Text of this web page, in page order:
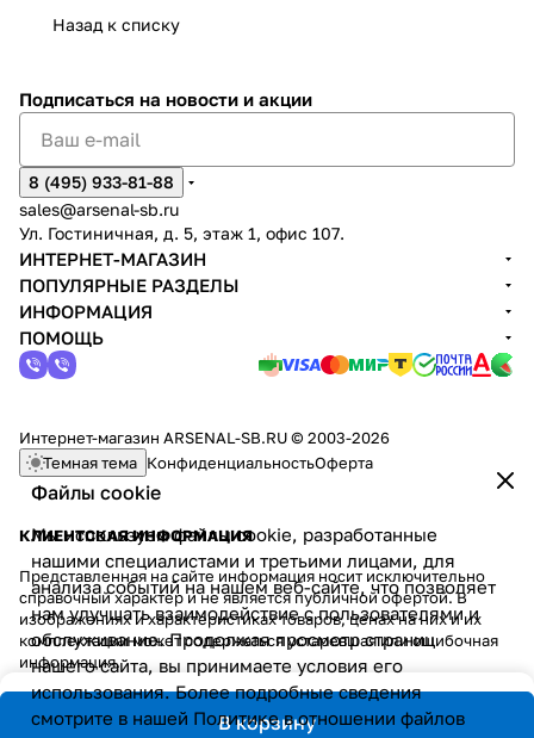
Назад к списку
В корзину
Файлы cookie
Мы используем файлы cookie, разработанные
нашими специалистами и третьими лицами, для
анализа событий на нашем веб-сайте, что позволяет
нам улучшать взаимодействие с пользователями и
обслуживание. Продолжая просмотр страниц
нашего сайта, вы принимаете условия его
использования. Более подробные сведения
смотрите в нашей Политике в отношении файлов
Подписаться на новости и акции
8 (495) 933-81-88
sales@arsenal-sb.ru
Ул. Гостиничная, д. 5, этаж 1, офис 107.
ИНТЕРНЕТ-МАГАЗИН
ПОПУЛЯРНЫЕ РАЗДЕЛЫ
ИНФОРМАЦИЯ
ПОМОЩЬ
Интернет-магазин ARSENAL-SB.RU © 2003-2026
Темная тема КонфиденциальностьОферта
КЛИЕНТСКАЯ ИНФОРМАЦИЯ
Представленная на сайте информация носит исключительно
справочный характер и не является публичной офертой. В
изображениях и характеристиках товаров, ценах на них и их
комплектации может содержаться устаревшая или ошибочная
информация.